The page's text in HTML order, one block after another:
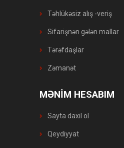
Təhlükəsiz alış -veriş
Sifarişnən gələn mallar
Tərəfdaşlar
Zəmanət
MƏNİM HESABIM
Sayta daxil ol
Qeydiyyat